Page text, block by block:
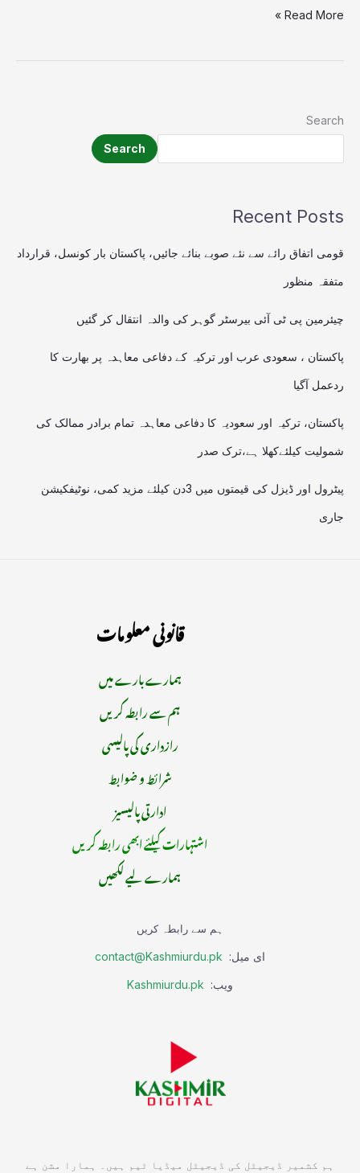
Read More »
Search
Search
Recent Posts
قومی اتفاق رائے سے نئے صوبے بنائے جائیں، پاکستان بار کونسل، قرارداد
متفقہ منظور
چیئرمین پی ٹی آئی بیرسٹر گوہر کی والدہ انتقال کر گئیں
پاکستان ، سعودی عرب اور ترکیہ کے دفاعی معاہدہ پر بھارت کا
ردعمل آگیا
پاکستان، ترکیہ اور سعودیہ کا دفاعی معاہدہ تمام برادر ممالک کی
شمولیت کیلئےکھلا ہے،ترک صدر
پیٹرول اور ڈیزل کی قیمتوں میں 3دن کیلئے مزید کمی، نوٹیفکیشن
جاری
قانونی معلومات
ہمارے بارے میں
ہم سے رابطہ کریں
رازداری کی پالیسی
شرائط و ضوابط
ادارتی پالیسیز
اشتہارات کیلئے ابھی رابطہ کریں
ہمارے لیے لکھیں
ہم سے رابطہ کریں
ای میل: contact@Kashmiurdu.pk
ویب: Kashmiurdu.pk
ہم کشمیر ڈیجیٹل کی ڈیجیٹل میڈیا ٹیم ہیں۔ ہمارا مشن ہے